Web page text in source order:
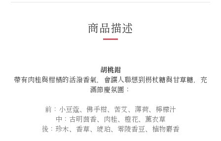
商品描述
胡桃鉗
帶有肉桂與柑橘的活潑香氣，會讓人聯想到枴杖糖與甘草糖，充
滿節慶氛圍：
前：小豆蔻、佛手柑、苦艾、薄荷、檸檬汁
中：古明茴香、肉桂、橙花、薰衣草
後：珍木、香草、琥珀、零陵香豆、植物麝香